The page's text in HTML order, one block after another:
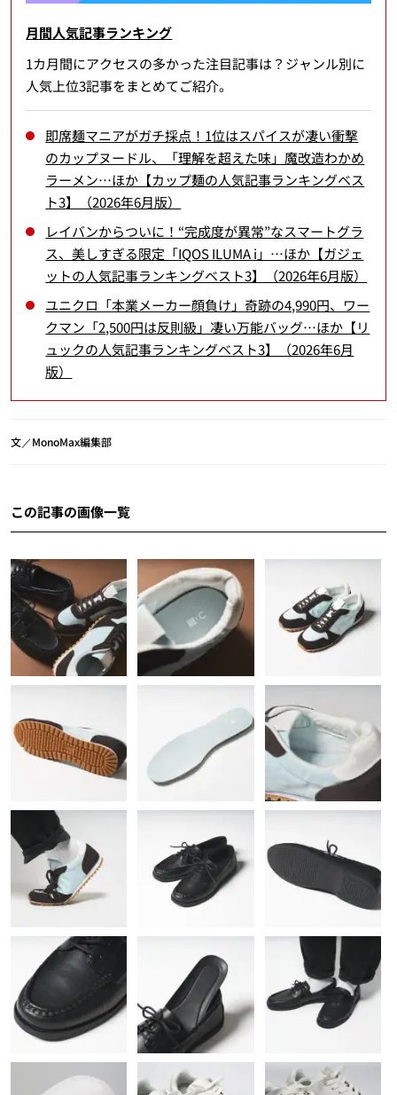
月間人気記事ランキング
1カ月間にアクセスの多かった注目記事は？ジャンル別に
人気上位3記事をまとめてご紹介。
即席麺マニアがガチ採点！1位はスパイスが凄い衝撃
のカップヌードル、「理解を超えた味」魔改造わかめ
ラーメン…ほか【カップ麺の人気記事ランキングベス
ト3】（2026年6月版）
レイバンからついに！“完成度が異常”なスマートグラ
ス、美しすぎる限定「IQOS ILUMA i」…ほか【ガジェ
ットの人気記事ランキングベスト3】（2026年6月版）
ユニクロ「本業メーカー顔負け」奇跡の4,990円、ワー
クマン「2,500円は反則級」凄い万能バッグ…ほか【リ
ュックの人気記事ランキングベスト3】（2026年6月
版）
文／MonoMax編集部
この記事の画像一覧